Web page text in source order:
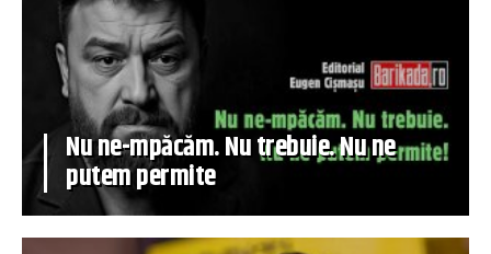
Nu ne-mpăcăm. Nu trebuie. Nu ne
putem permite